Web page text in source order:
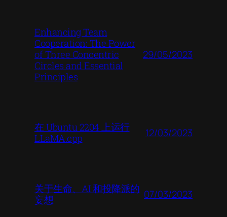
Enhancing Team
Cooperation: The Power
of Three Concentric
Circles and Essential
Principles
29/05/2023
在 Ubuntu 2204 上运行
LLaMA.cpp
12/03/2023
关于生命、AI 和投降派的
妄想
07/03/2023